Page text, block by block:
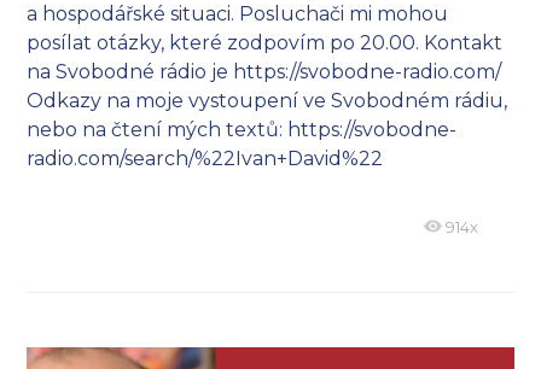
a hospodářské situaci. Posluchači mi mohou
posílat otázky, které zodpovím po 20.00. Kontakt
na Svobodné rádio je https://svobodne-radio.com/
Odkazy na moje vystoupení ve Svobodném rádiu,
nebo na čtení mých textů: https://svobodne-
radio.com/search/%22Ivan+David%22
914x